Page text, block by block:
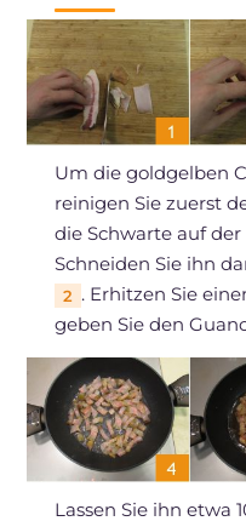
Um die goldgelben
reinigen Sie zuerst
die Schwarte auf
Schneiden Sie ihn
2 . Erhitzen Sie
geben Sie den
Lassen Sie ihn etwa